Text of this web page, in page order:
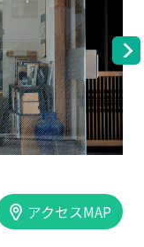
アクセスMAP